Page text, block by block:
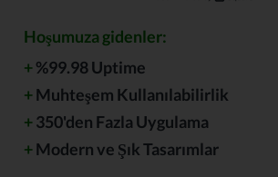
Hoşumuza gidenler:
+%99.98 Uptime
+Muhteşem Kullanılabilirlik
+350'den Fazla Uygulama
+Modern ve Şık Tasarımlar